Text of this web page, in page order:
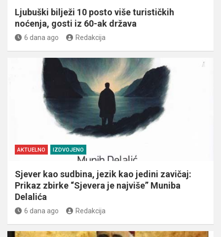
Ljubuški bilježi 10 posto više turističkih
noćenja, gosti iz 60-ak država
6 dana ago Redakcija
AKTUELNO IZDVOJENO
Sjever kao sudbina, jezik kao jedini zavičaj:
Prikaz zbirke “Sjevera je najviše” Muniba
Delalića
6 dana ago Redakcija